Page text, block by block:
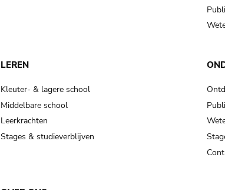
LEREN
Kleuter- & lagere school
Middelbare school
Leerkrachten
Stages & studieverblijven